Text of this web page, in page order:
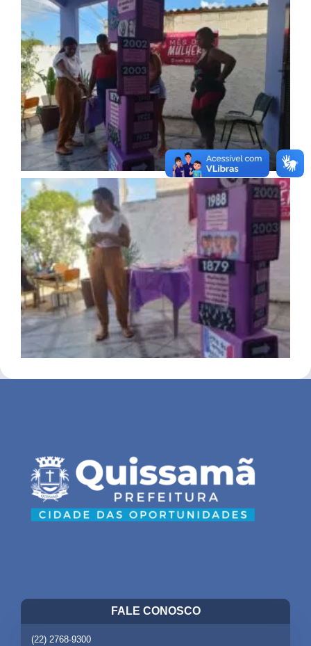
FALE CONOSCO
(22) 2768-9300